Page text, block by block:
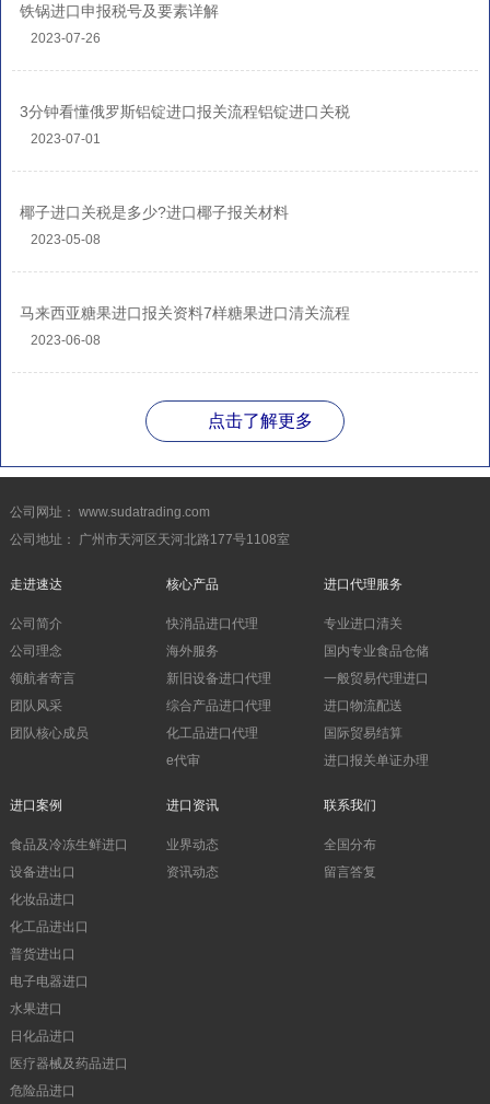
铁锅进口申报税号及要素详解
2023-07-26
3分钟看懂俄罗斯铝锭进口报关流程铝锭进口关税
2023-07-01
椰子进口关税是多少?进口椰子报关材料
2023-05-08
马来西亚糖果进口报关资料7样糖果进口清关流程
2023-06-08
点击了解更多
公司网址： www.sudatrading.com
公司地址： 广州市天河区天河北路177号1108室
走进速达
公司简介
公司理念
领航者寄言
团队风采
团队核心成员
核心产品
快消品进口代理
海外服务
新旧设备进口代理
综合产品进口代理
化工品进口代理
e代审
进口代理服务
专业进口清关
国内专业食品仓储
一般贸易代理进口
进口物流配送
国际贸易结算
进口报关单证办理
进口案例
食品及冷冻生鲜进口
设备进出口
化妆品进口
化工品进出口
普货进出口
电子电器进口
水果进口
日化品进口
医疗器械及药品进口
危险品进口
进口资讯
业界动态
资讯动态
联系我们
全国分布
留言答复